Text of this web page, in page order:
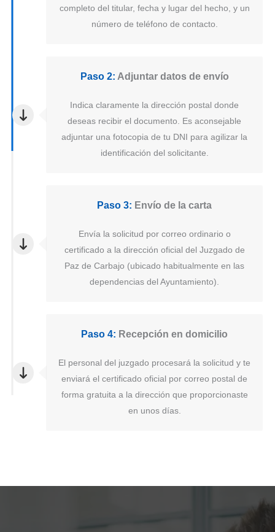
completo del titular, fecha y lugar del hecho, y un
número de teléfono de contacto.
Paso 2: Adjuntar datos de envío
Indica claramente la dirección postal donde
deseas recibir el documento. Es aconsejable
adjuntar una fotocopia de tu DNI para agilizar la
identificación del solicitante.
Paso 3: Envío de la carta
Envía la solicitud por correo ordinario o
certificado a la dirección oficial del Juzgado de
Paz de Carbajo (ubicado habitualmente en las
dependencias del Ayuntamiento).
Paso 4: Recepción en domicilio
El personal del juzgado procesará la solicitud y te
enviará el certificado oficial por correo postal de
forma gratuita a la dirección que proporcionaste
en unos días.